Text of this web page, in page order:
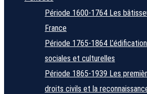
Période 1600-1764 Les
France
Période 1765-1864
sociales et culturelles
Période 1865-1939 Les
droits civils et la